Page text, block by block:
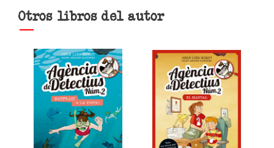
Otros libros del autor